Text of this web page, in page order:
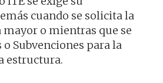
cuando se solicita la
mayor o mientras que se
Subvenciones para la
estructura.